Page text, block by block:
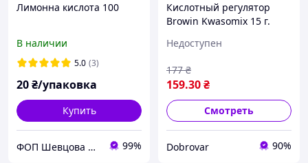
Лимонна кислота 100
В наличии
5.0 (3)
20₴/упаковка
Купить
ФОП Шевцова Н.В. 99%
Кислотный регулятор
Browin Kwasomix 15 г.
Недоступен
159.30₴
177 ₴
Смотреть
Dobrovar 90%